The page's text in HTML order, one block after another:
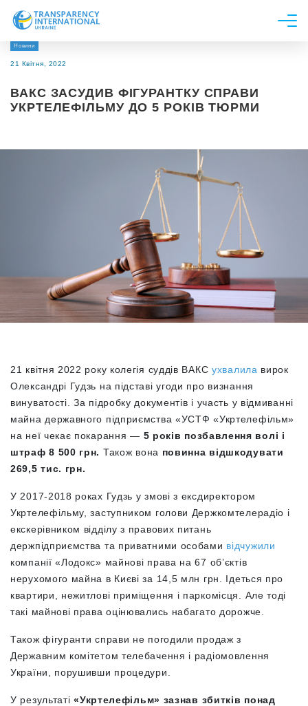
Про нас
Дослідження
Долучитися
Новини
21 Квітня, 2022
ВАКС ЗАСУДИВ ФІГУРАНТКУ СПРАВИ
УКРТЕЛЕФІЛЬМУ ДО 5 РОКІВ ТЮРМИ
21 квітня 2022 року колегія суддів ВАКС ухвалила вирок
Олександрі Гудзь на підставі угоди про визнання
винуватості. За підробку документів і участь у відмиванні
майна державного підприємства «УСТФ «Укртелефільм»
на неї чекає покарання — 5 років позбавлення волі і
штраф 8 500 грн. Також вона повинна відшкодувати
269,5 тис. грн.
У 2017-2018 роках Гудзь у змові з ексдиректором
Укртелефільму, заступником голови Держкомтелерадіо і
екскерівником відділу з правових питань
держпідприємства та приватними особами відчужили
компанії «Лодокс» майнові права на 67 об’єктів
нерухомого майна в Києві за 14,5 млн грн. Ідеться про
квартири, нежитлові приміщення і паркомісця. Але тоді
такі майнові права оцінювались набагато дорожче.
Також фігуранти справи не погодили продаж з
Державним комітетом телебачення і радіомовлення
України, порушивши процедури.
У результаті«Укртелефільм» зазнав збитків понад